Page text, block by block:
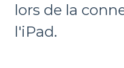
lors de la
l'iPad.